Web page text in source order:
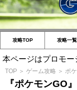
攻略TOP 攻略一覧
本ページはプロモ
TOP ＞ ゲーム攻略 ＞ ポ
『ポケモンGO